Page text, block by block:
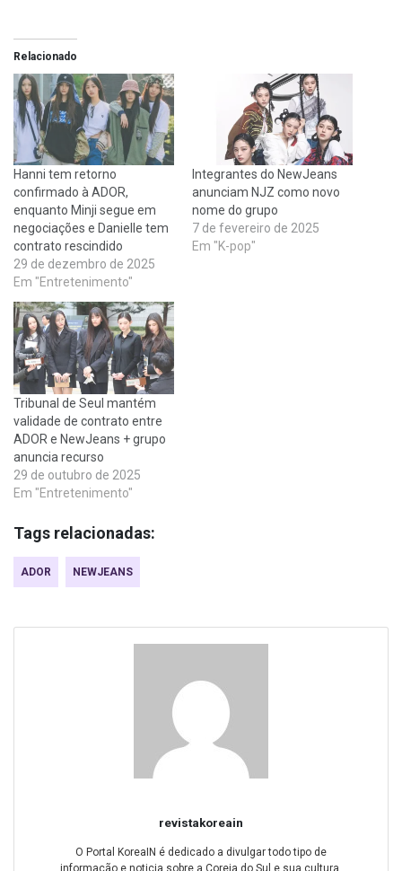
Relacionado
Hanni tem retorno
confirmado à ADOR,
enquanto Minji segue em
negociações e Danielle tem
contrato rescindido
29 de dezembro de 2025
Em "Entretenimento"
Integrantes do NewJeans
anunciam NJZ como novo
nome do grupo
7 de fevereiro de 2025
Em "K-pop"
Tribunal de Seul mantém
validade de contrato entre
ADOR e NewJeans + grupo
anuncia recurso
29 de outubro de 2025
Em "Entretenimento"
Tags relacionadas:
ADOR NEWJEANS
revistakoreain
O Portal KoreaIN é dedicado a divulgar todo tipo de
informação e noticia sobre a Coreia do Sul e sua cultura.